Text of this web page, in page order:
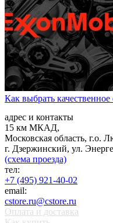
Как выбрать
адрес и контакты
15 км МКАД,
Московская область, г.о.
г. Дзержинский, ул.
(схема проезда)
тел:
+7 (495) 921-40-02
email:
cstore.ru@cstore.ru
Оплата и доставка